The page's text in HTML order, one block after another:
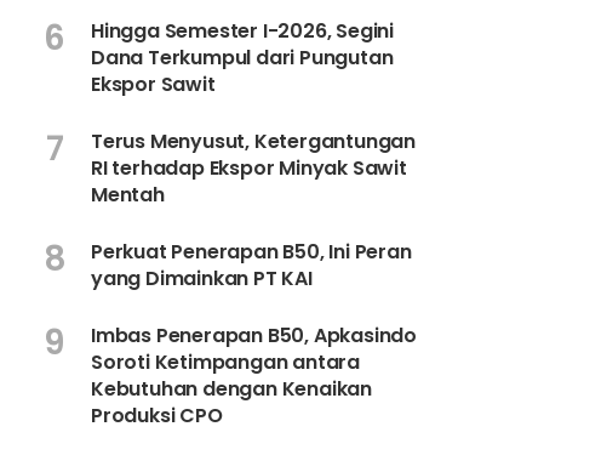
6
Hingga Semester I-2026, Segini
Dana Terkumpul dari Pungutan
Ekspor Sawit
7
Terus Menyusut, Ketergantungan
RI terhadap Ekspor Minyak Sawit
Mentah
8
Perkuat Penerapan B50, Ini Peran
yang Dimainkan PT KAI
9
Imbas Penerapan B50, Apkasindo
Soroti Ketimpangan antara
Kebutuhan dengan Kenaikan
Produksi CPO